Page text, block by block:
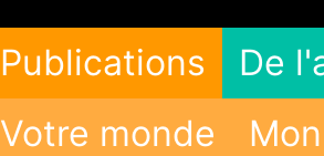
Publications
Votre monde
De